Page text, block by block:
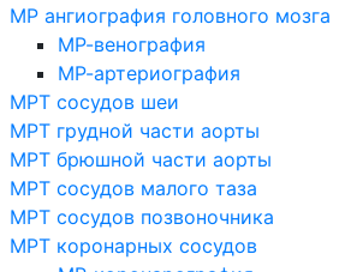
МР ангиография головного мозга
МР-венография
МР-артериография
МРТ сосудов шеи
МРТ грудной части аорты
МРТ брюшной части аорты
МРТ сосудов малого таза
МРТ сосудов позвоночника
МРТ коронарных сосудов